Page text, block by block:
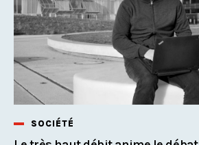
SOCIÉTÉ